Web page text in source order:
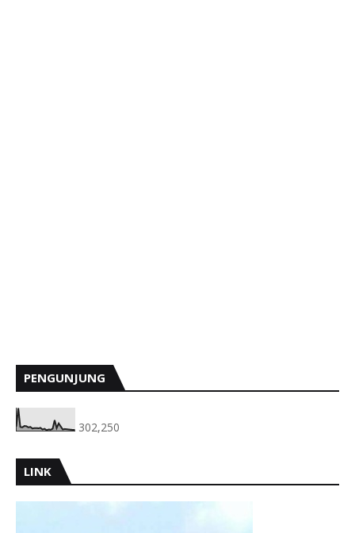
PENGUNJUNG
302,250
LINK